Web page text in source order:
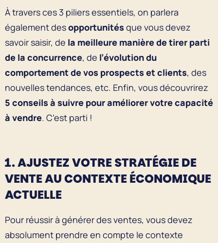
À travers ces 3 piliers essentiels, on parlera
également desopportunités que vous devez
savoir saisir, de la meilleure manière de tirer parti
de la concurrence, de l’évolution du
comportement de vos prospects et clients, des
nouvelles tendances, etc. Enfin, vous découvrirez
5 conseils à suivre pouraméliorer votre capacité
à vendre. C’est parti !
1. AJUSTEZ VOTRE STRATÉGIE DE
VENTE AU CONTEXTE ÉCONOMIQUE
ACTUELLE
Pour réussir à générer des ventes, vous devez
absolument prendre en compte le contexte